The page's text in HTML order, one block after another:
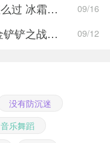
金铲铲之战冰霜魔女第一关怎么过 冰霜魔女第一关通关攻略 09/16
金铲铲之战圣锤之毅怎么玩 金铲铲之战圣锤之毅玩法攻略 09/12
没有防沉迷
音乐舞蹈